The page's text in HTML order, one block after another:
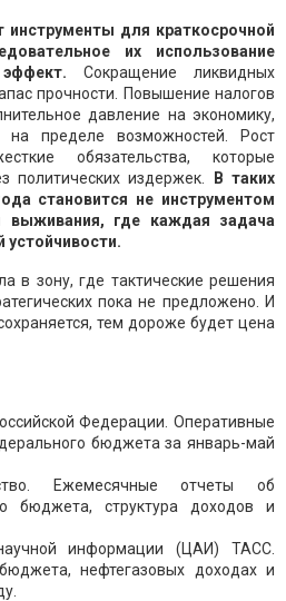
инструменты для краткосрочной
их использование
эффект. Сокращение ликвидных
прочности. Повышение налогов
давление на экономику,
пределе возможностей. Рост
обязательства, которые
политических издержек.
В таких
становится не инструментом
выживания, где каждая задача
устойчивости.
в зону, где тактические решения
пока не предложено. И
тем дороже будет цена
Федерации. Оперативные
бюджета за январь-май
Ежемесячные отчеты об
бюджета, структура доходов и
информации (ЦАИ) ТАСС.
нефтегазовых доходах и